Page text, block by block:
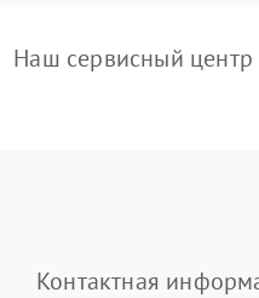
Наш сервисный
Контактная